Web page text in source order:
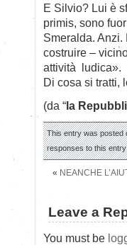
E Silvio? Lui è
primis, sono
Smeralda. Anzi.
costruire –
attività ludica».
Di cosa si tratti,
(da “la
This entry was posted
responses to this
« NEANCHE
Leave a
You must be